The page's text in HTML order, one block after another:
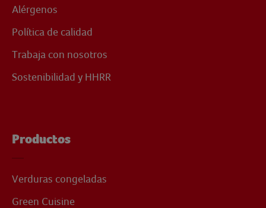
Alérgenos
Política de calidad
Trabaja con nosotros
Sostenibilidad y HHRR
Productos
Verduras congeladas
Green Cuisine